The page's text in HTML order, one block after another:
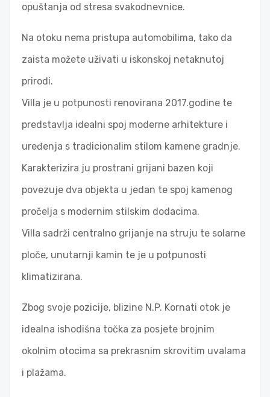
opuštanja od stresa svakodnevnice.
Na otoku nema pristupa automobilima, tako da
zaista možete uživati u iskonskoj netaknutoj
prirodi.
Villa je u potpunosti renovirana 2017.godine te
predstavlja idealni spoj moderne arhitekture i
uređenja s tradicionalim stilom kamene gradnje.
Karakterizira ju prostrani grijani bazen koji
povezuje dva objekta u jedan te spoj kamenog
pročelja s modernim stilskim dodacima.
Villa sadrži centralno grijanje na struju te solarne
ploče, unutarnji kamin te je u potpunosti
klimatizirana.
Zbog svoje pozicije, blizine N.P. Kornati otok je
idealna ishodišna točka za posjete brojnim
okolnim otocima sa prekrasnim skrovitim uvalama
i plažama.